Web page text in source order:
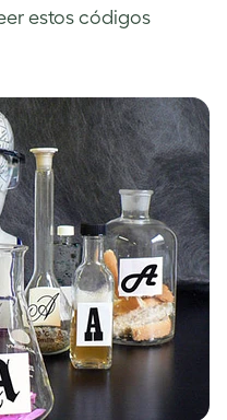
estos códigos